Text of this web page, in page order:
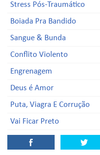
Stress Pós-Traumático
Boiada Pra Bandido
Sangue & Bunda
Conflito Violento
Engrenagem
Deus é Amor
Puta, Viagra E Corrução
Vai Ficar Preto